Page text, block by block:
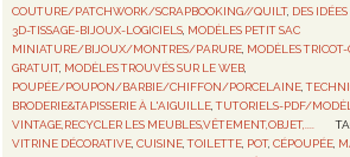
COUTURE/PATCHWORK/SCRAPBOOKING//QUILT, DES
3D-TISSAGE-BIJOUX-LOGICIELS MODÈLES PETIT SAC
MINIATURE/BIJOUX/MONTRES/PARURE MODÈLES
GRATUIT, MODÈLES TROUVÉS SUR LE WEB
POUPÉE/POUPON/BARBIE/CHIFFON/PORCELAINE ,
BRODERIE&TAPISSERIE À L'AIGUILLE ,TUTORIELS-PDF/
VINTAGE,RECYCLER LES MEUBLES,VÊTEMENT,OBJET,....
VITRINE DÉCORATIVE ,CUISINE ,TOILETTE POT,CÉPOUPÉE